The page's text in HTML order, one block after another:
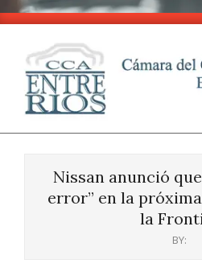
Skip
content
CCA
Entre
Ríos
Nissan anunció
error” en la
la
BY: